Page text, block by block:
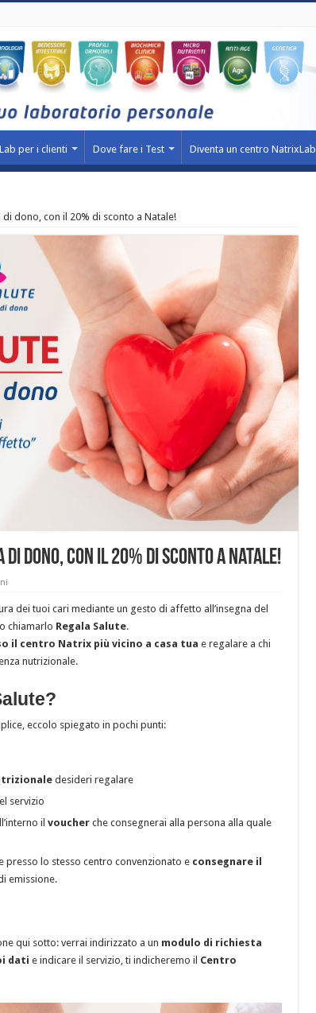
per i clienti Dove fare i Test Diventa un centro NatrixLab
di dono, con il 20% di sconto a Natale!
di dono, con il 20% di sconto a Natale!
dei tuoi cari mediante un gesto di affetto all’insegna del
chiamarlo Regala Salute.
il centro Natrix più vicino a casa tua e regalare a chi
nutrizionale.
eccolo spiegato in pochi punti:
desideri regalare
servizio
il voucher che consegnerai alla persona alla quale
presso lo stesso centro convenzionato e consegnare il
emissione.
qui sotto: verrai indirizzato a un modulo di richiesta
dati e indicare il servizio, ti indicheremo il Centro